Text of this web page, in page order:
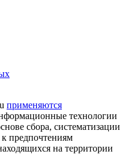
применяются
технологии
сбора, систематизации
предпочтениям
на территории